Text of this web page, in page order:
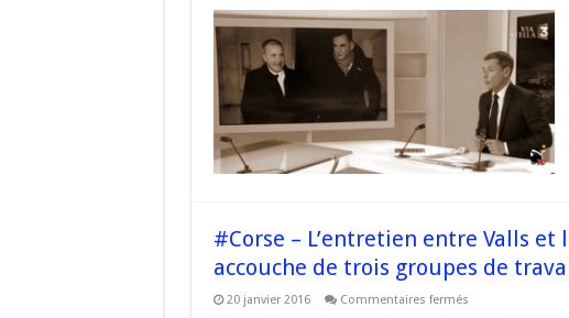
différents
abordés
par
les
présidents
du
conseil
exécutif
et
de
l’Assemblée
#Corse – L’entretien entre Valls
accouche de trois groupes de
20 janvier 2016 Commentaires ferméssur